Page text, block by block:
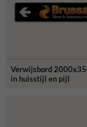
Verwijsbord
in huisstijl en pijl